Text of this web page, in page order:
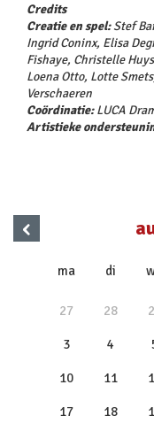
Credits
Creatie en spel:Stef
Ingrid Coninx, Elisa
Fishaye, Christelle
Loena Otto, Lotte
Verschaeren
Coördinatie:LUCA
Artistieke
‹
ma di
27 28
3 4
10 11
17 18